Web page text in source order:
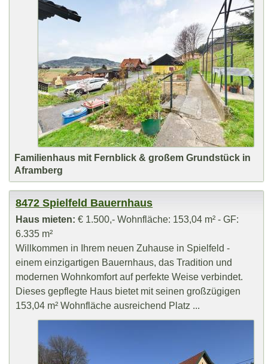
Familienhaus mit Fernblick & großem Grundstück in
Aframberg
8472 Spielfeld Bauernhaus
Haus mieten: € 1.500,- Wohnfläche: 153,04 m² - GF:
6.335 m²
Willkommen in Ihrem neuen Zuhause in Spielfeld -
einem einzigartigen Bauernhaus, das Tradition und
modernen Wohnkomfort auf perfekte Weise verbindet.
Dieses gepflegte Haus bietet mit seinen großzügigen
153,04 m² Wohnfläche ausreichend Platz ...